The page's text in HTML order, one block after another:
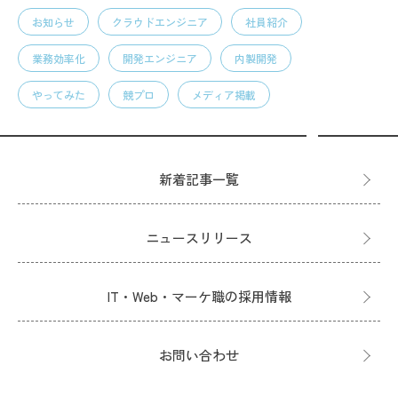
お知らせ クラウドエンジニア 社員紹介
業務効率化 開発エンジニア 内製開発
やってみた 競プロ メディア掲載
新着記事一覧
ニュースリリース
IT・Web・マーケ職の採用情報
お問い合わせ